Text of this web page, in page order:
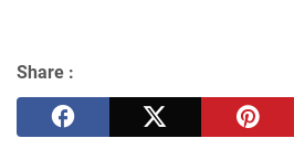
Share :